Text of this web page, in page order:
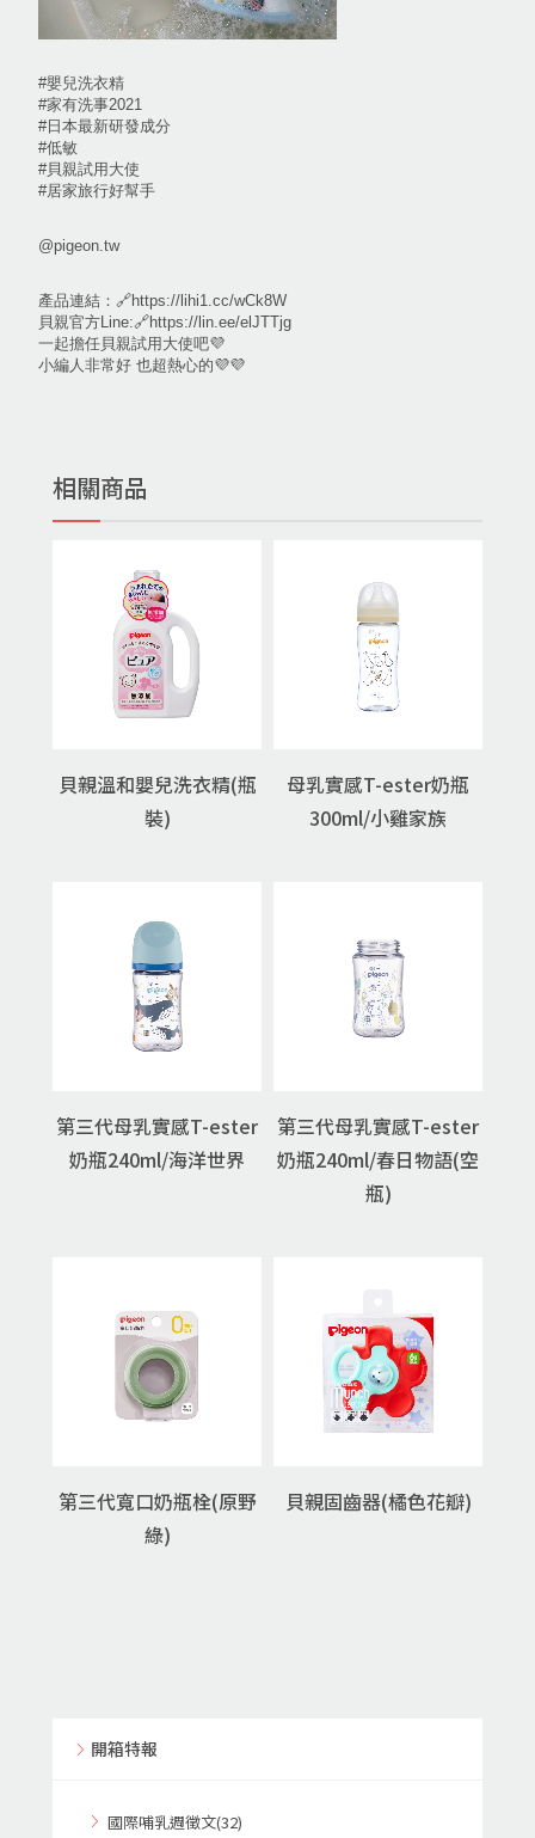
#嬰兒洗衣精
#家有洗事2021
#日本最新研發成分
#低敏
#貝親試用大使
#居家旅行好幫手
@pigeon.tw
產品連結：🔗https://lihi1.cc/wCk8W
貝親官方Line:🔗https://lin.ee/elJTTjg
一起擔任貝親試用大使吧💜
小編人非常好 也超熱心的💜💜
相關商品
貝親溫和嬰兒洗衣精(瓶
裝)
母乳實感T-ester奶瓶
300ml/小雞家族
第三代母乳實感T-ester
奶瓶240ml/海洋世界
第三代母乳實感T-ester
奶瓶240ml/春日物語(空
瓶)
第三代寬口奶瓶栓(原野
綠)
貝親固齒器(橘色花瓣)
開箱特報
國際哺乳週徵文(32)